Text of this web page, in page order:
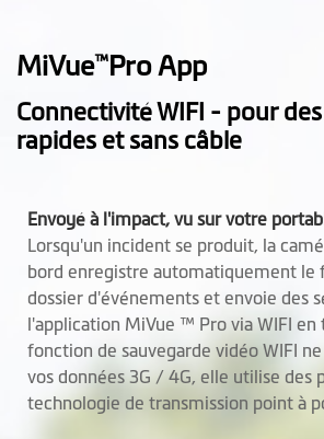
Suivi GPS
Enregistrement
d’événement
Mise sous tension
automatique
Application pour
smartphone
MiVue™ Pro
Mise à jour OTA
MiVue™Pro App
Connectivité WIFI - pour
rapides et sans câble
Envoyé à l'impact, vu sur votre
Lorsqu'un incident se produit, la
bord enregistre automatiquement le
dossier d'événements et envoie des
l'application MiVue ™ Pro via WIFI en
fonction de sauvegarde vidéo WIFI
vos données 3G / 4G, elle utilise des
technologie de transmission point à